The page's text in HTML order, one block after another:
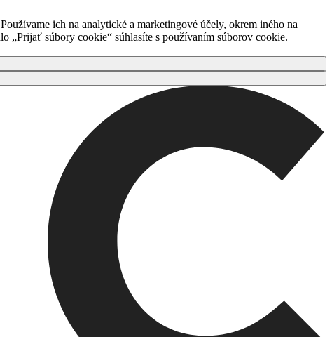
ich na analytické a marketingové účely, okrem iného na
„Prijať súbory cookie“ súhlasíte s používaním súborov cookie.